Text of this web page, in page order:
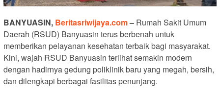
BANYUASIN, Beritasriwijaya.com– Rumah Sakit Umum
Daerah (RSUD) Banyuasin terus berbenah untuk
memberikan pelayanan kesehatan terbaik bagi masyarakat.
Kini, wajah RSUD Banyuasin terlihat semakin modern
dengan hadirnya gedung poliklinik baru yang megah, bersih,
dan dilengkapi berbagai fasilitas penunjang.